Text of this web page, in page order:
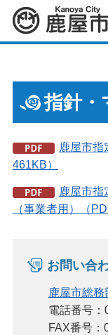
鹿屋
指針・
鹿屋市指
461KB）
鹿屋市指
（事業者用）（
お問い合
鹿屋市総
電話番号
FAX番号：